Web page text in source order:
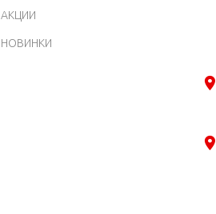
АКЦИИ
НОВИНКИ